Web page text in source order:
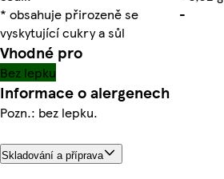
* obsahuje přirozeně se
vyskytující cukry a sůl
-
Vhodné pro
Bez lepku
Informace o alergenech
Pozn.: bez lepku.
Skladování a příprava